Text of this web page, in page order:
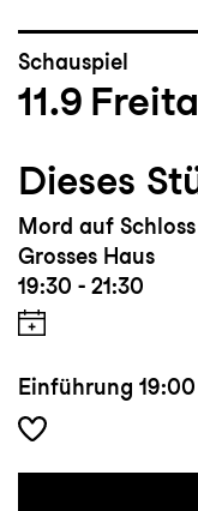
Schauspiel
11.9
Dieses
Mord auf
Grosses Haus
19:30 - 21:30
Einführung 19:00